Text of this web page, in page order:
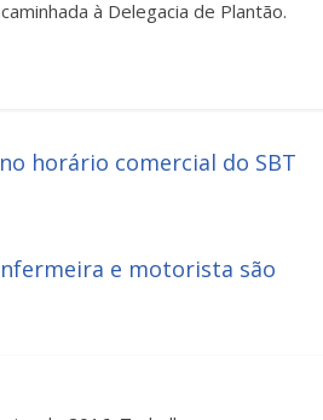
à Delegacia de Plantão.
horário comercial do SBT
e motorista são